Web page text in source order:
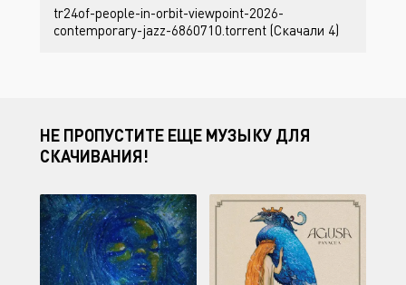
tr24of-people-in-orbit-viewpoint-2026-
contemporary-jazz-6860710.torrent (Скачали 4)
НЕ ПРОПУСТИТЕ ЕЩЕ МУЗЫКУ ДЛЯ
СКАЧИВАНИЯ!